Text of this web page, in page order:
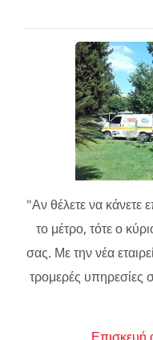
"Αν θέλετε να
το μέτρο, τότε ο
σας. Με την νέα
τρομερές υπηρεσίες